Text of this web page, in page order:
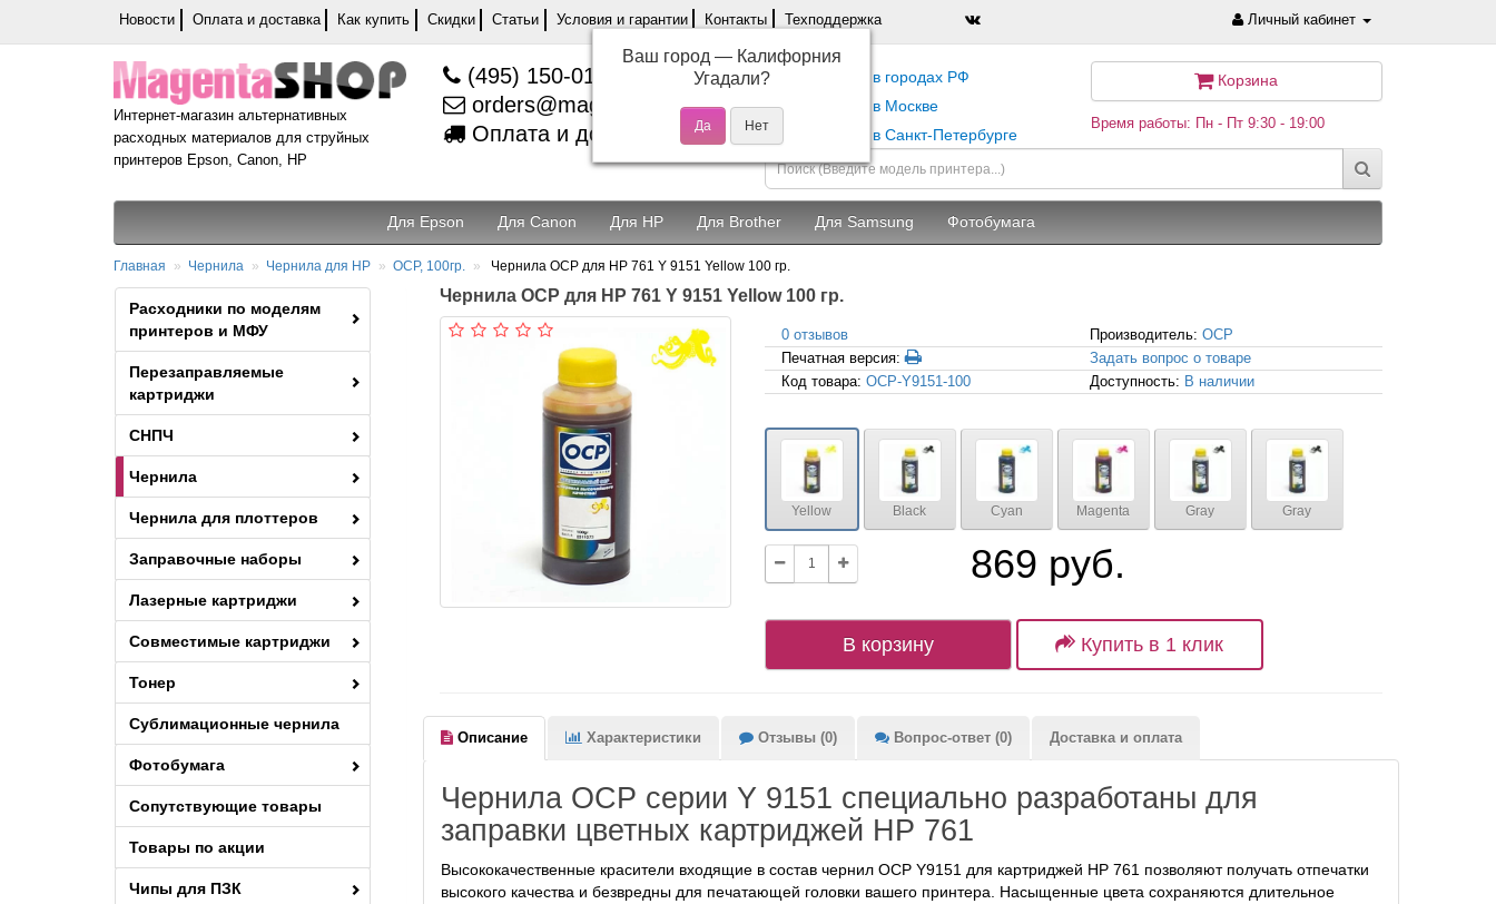
Новости Оплата и доставка Как купить Скидки Статьи Условия и гарантии Контакты Техподдержка Личный кабинет
Интернет-магазин альтернативных
расходных материалов для струйных
принтеров Epson, Canon, HP
(495) 150-01-37
orders@magentashop.ru
Оплата и доставка
Самовывоз в городах РФ
Самовывоз в Москве
Самовывоз в Санкт-Петербурге
Корзина
Время работы: Пн - Пт 9:30 - 19:00
Для Epson Для Canon Для HP Для Brother Для Samsung Фотобумага
Главная Чернила Чернила для HP OCP, 100гр. Чернила OCP для HP 761 Y 9151 Yellow 100 гр.
Расходники по моделям
принтеров и МФУ
Перезаправляемые
картриджи
СНПЧ
Чернила
Чернила для плоттеров
Заправочные наборы
Лазерные картриджи
Совместимые картриджи
Тонер
Сублимационные чернила
Фотобумага
Сопутствующие товары
Товары по акции
Чипы для ПЗК
Чернила OCP для HP 761 Y 9151 Yellow 100 гр.
0 отзывов Производитель:OCP
Печатная версия:
Задать вопрос о товаре
Код товара: OCP-Y9151-100 Доступность: В наличии
Yellow Black Cyan Magenta Gray Gray
869 руб.
В корзину Купить в 1 клик
Описание Характеристики Отзывы (0) Вопрос-ответ (0) Доставка и оплата
Чернила OCP серии Y 9151 специально разработаны для
заправки цветных картриджей HP 761
Высококачественные красители входящие в состав чернил OCP Y9151 для картриджей HP 761 позволяют получать отпечатки
высокого качества и безвредны для печатающей головки вашего принтера. Насыщенные цвета сохраняются длительное
Ваш город — Калифорния
Угадали?